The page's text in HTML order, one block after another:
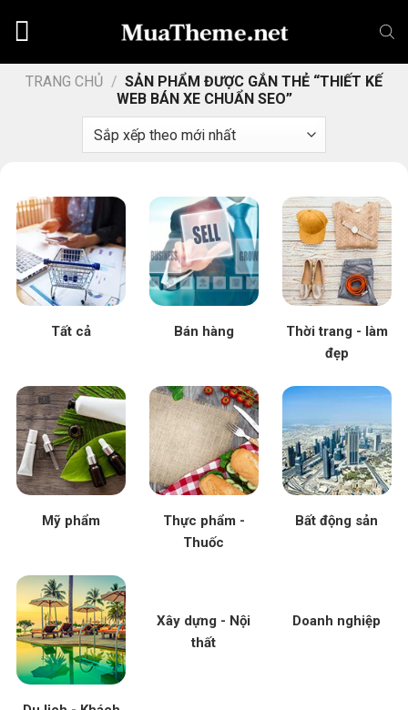
dungTRANG CHỦ / SẢN PHẨM ĐƯỢC GẮN THẺ “THIẾT KẾ
WEB BÁN XE CHUẨN SEO”
Tất cả Bán hàng
Thời trang - làm
đẹp
Mỹ phẩm
Thực phẩm -
Thuốc
Bất động sản
Xây dựng - Nội
thất
Doanh nghiệp